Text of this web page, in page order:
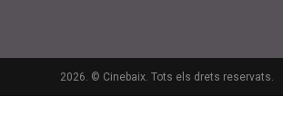
2026. © Cinebaix. Tots els drets reservats.